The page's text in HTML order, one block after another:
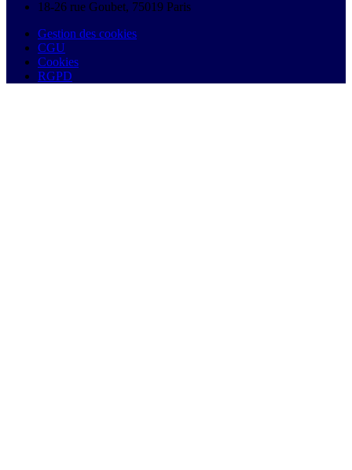
18-26 rue Goubet, 75019 Paris
Gestion des cookies
CGU
Cookies
RGPD